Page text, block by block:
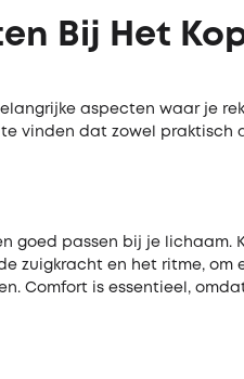
Bij Het
aspecten waar je
vinden dat zowel praktisch
goed passen bij je lichaam.
zuigkracht en het ritme, om
Comfort is essentieel,